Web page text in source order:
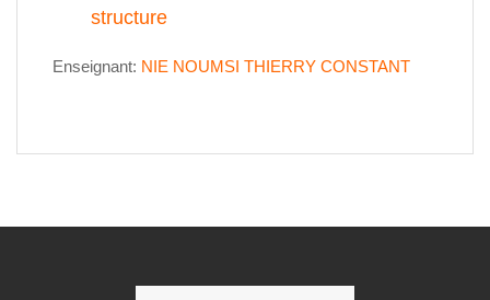
structure
Enseignant: NIE NOUMSI THIERRY CONSTANT